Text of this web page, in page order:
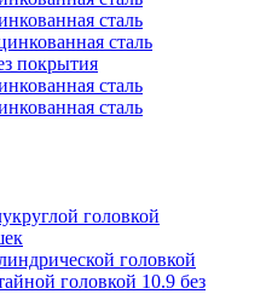
сталь
сталь
покрытия
сталь
сталь
головкой
головкой
головкой 10.9 без